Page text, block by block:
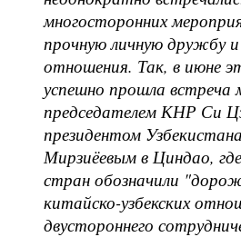
многосторонних
прочную личную дружбу
отношения. Так, в июне
успешно прошла встреча
председателем КНР Си
президентом
Мирзиёевым в Циндао,
стран обозначили
китайско-узбекских
двустороннего